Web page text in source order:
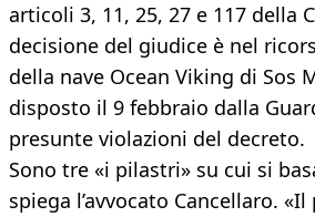
articoli 3, 11, 25, 27 e 117 della
decisione del giudice è nel
della nave Ocean Viking di Sos
disposto il 9 febbraio dalla
presunte violazioni del decreto.
Sono tre «i pilastri» su cui si
spiega l’avvocato Cancellaro.